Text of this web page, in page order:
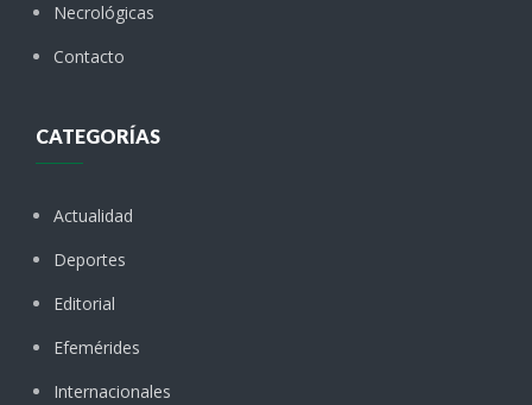
Necrológicas
Contacto
CATEGORÍAS
Actualidad
Deportes
Editorial
Efemérides
Internacionales